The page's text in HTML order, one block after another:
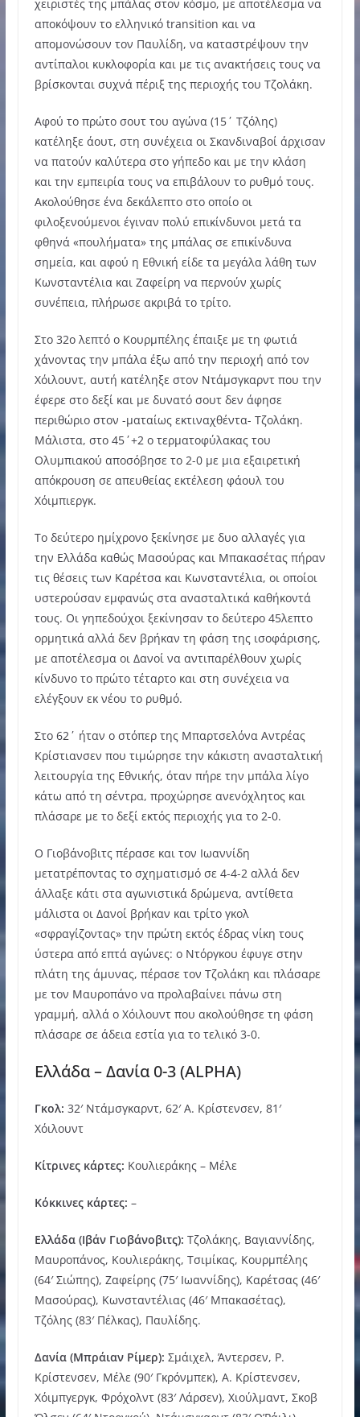
χειριστές της μπάλας στον κόσμο, με αποτέλεσμα να
αποκόψουν το ελληνικό transition και να
απομονώσουν τον Παυλίδη, να καταστρέψουν την
αντίπαλοι κυκλοφορία και με τις ανακτήσεις τους να
βρίσκονται συχνά πέριξ της περιοχής του Τζολάκη.
Αφού το πρώτο σουτ του αγώνα (15΄ Τζόλης)
κατέληξε άουτ, στη συνέχεια οι Σκανδιναβοί άρχισαν
να πατούν καλύτερα στο γήπεδο και με την κλάση
και την εμπειρία τους να επιβάλουν το ρυθμό τους.
Ακολούθησε ένα δεκάλεπτο στο οποίο οι
φιλοξενούμενοι έγιναν πολύ επικίνδυνοι μετά τα
φθηνά «πουλήματα» της μπάλας σε επικίνδυνα
σημεία, και αφού η Εθνική είδε τα μεγάλα λάθη των
Κωνσταντέλια και Ζαφείρη να περνούν χωρίς
συνέπεια, πλήρωσε ακριβά το τρίτο.
Στο 32ο λεπτό ο Κουρμπέλης έπαιξε με τη φωτιά
χάνοντας την μπάλα έξω από την περιοχή από τον
Χόιλουντ, αυτή κατέληξε στον Ντάμσγκαρντ που την
έφερε στο δεξί και με δυνατό σουτ δεν άφησε
περιθώριο στον -ματαίως εκτιναχθέντα- Τζολάκη.
Μάλιστα, στο 45΄+2 ο τερματοφύλακας του
Ολυμπιακού αποσόβησε το 2-0 με μια εξαιρετική
απόκρουση σε απευθείας εκτέλεση φάουλ του
Χόιμπιεργκ.
Το δεύτερο ημίχρονο ξεκίνησε με δυο αλλαγές για
την Ελλάδα καθώς Μασούρας και Μπακασέτας πήραν
τις θέσεις των Καρέτσα και Κωνσταντέλια, οι οποίοι
υστερούσαν εμφανώς στα ανασταλτικά καθήκοντά
τους. Οι γηπεδούχοι ξεκίνησαν το δεύτερο 45λεπτο
ορμητικά αλλά δεν βρήκαν τη φάση της ισοφάρισης,
με αποτέλεσμα οι Δανοί να αντιπαρέλθουν χωρίς
κίνδυνο το πρώτο τέταρτο και στη συνέχεια να
ελέγξουν εκ νέου το ρυθμό.
Στο 62΄ ήταν ο στόπερ της Μπαρτσελόνα Αντρέας
Κρίστιανσεν που τιμώρησε την κάκιστη ανασταλτική
λειτουργία της Εθνικής, όταν πήρε την μπάλα λίγο
κάτω από τη σέντρα, προχώρησε ανενόχλητος και
πλάσαρε με το δεξί εκτός περιοχής για το 2-0.
Ο Γιοβάνοβιτς πέρασε και τον Ιωαννίδη
μετατρέποντας το σχηματισμό σε 4-4-2 αλλά δεν
άλλαξε κάτι στα αγωνιστικά δρώμενα, αντίθετα
μάλιστα οι Δανοί βρήκαν και τρίτο γκολ
«σφραγίζοντας» την πρώτη εκτός έδρας νίκη τους
ύστερα από επτά αγώνες: ο Ντόργκου έφυγε στην
πλάτη της άμυνας, πέρασε τον Τζολάκη και πλάσαρε
με τον Μαυροπάνο να προλαβαίνει πάνω στη
γραμμή, αλλά ο Χόιλουντ που ακολούθησε τη φάση
πλάσαρε σε άδεια εστία για το τελικό 3-0.
Ελλάδα – Δανία 0-3 (ALPHA)
Γκολ: 32′ Ντάμσγκαρντ, 62′ Α. Κρίστενσεν, 81′
Χόιλουντ
Κίτρινες κάρτες: Κουλιεράκης – Μέλε
Κόκκινες κάρτες: –
Ελλάδα (Ιβάν Γιοβάνοβιτς): Τζολάκης, Βαγιαννίδης,
Μαυροπάνος, Κουλιεράκης, Τσιμίκας, Κουρμπέλης
(64′ Σιώπης), Ζαφείρης (75′ Ιωαννίδης), Καρέτσας (46′
Μασούρας), Κωνσταντέλιας (46′ Μπακασέτας),
Τζόλης (83′ Πέλκας), Παυλίδης.
Δανία (Μπράιαν Ρίμερ): Σμάιχελ, Άντερσεν, Ρ.
Κρίστενσεν, Μέλε (90′ Γκρόνμπεκ), Α. Κρίστενσεν,
Χόιμπγεργκ, Φρόχολντ (83′ Λάρσεν), Χιούλμαντ, Σκοβ